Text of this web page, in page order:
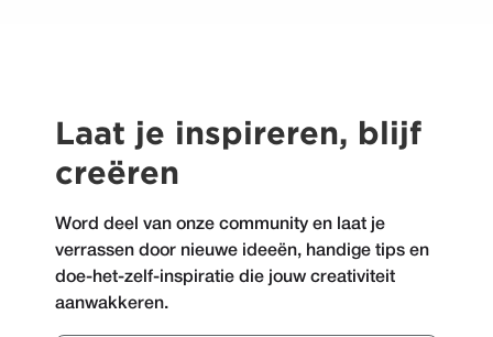
Laat je inspireren, blijf
creëren
Word deel van onze community en laat je
verrassen door nieuwe ideeën, handige tips en
doe-het-zelf-inspiratie die jouw creativiteit
aanwakkeren.